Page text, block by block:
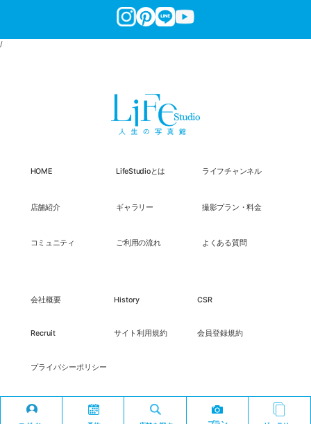
/
HOME LifeStudioとは ライフチャンネル
店舗紹介 ギャラリー 撮影プラン・料金
コミュニティ ご利用の流れ よくある質問
会社概要 History CSR
Recruit サイト利用規約 会員登録規約
プライバシーポリシー